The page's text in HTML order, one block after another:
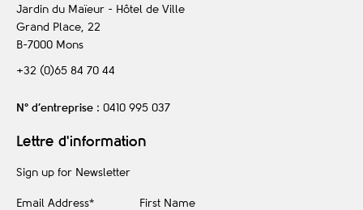
Jardin du Maïeur - Hôtel de Ville
Grand Place, 22
B-7000 Mons
+32 (0)65 84 70 44
N° d’entreprise : 0410 995 037
Lettre d'information
Sign up for Newsletter
Email Address* First Name